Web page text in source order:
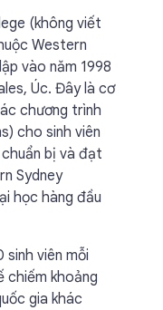
(không viết
Western
vào năm 1998
Úc. Đây là cơ
chương trình
cho sinh viên
bị và đạt
Sydney
học hàng đầu
viên mỗi
chiếm khoảng
gia khác